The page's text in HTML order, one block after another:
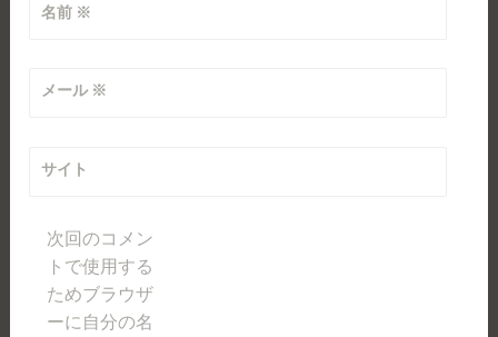
名前 ※
メール ※
サイト
次回のコメン
トで使用する
ためブラウザ
ーに自分の名